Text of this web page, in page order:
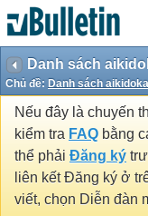
Chủ đề: Danh sách
Nếu đây là chuyến
kiểm tra FAQ bằng
thể phải Đăng ký
liên kết Đăng ký ở
viết, chọn Diễn đàn